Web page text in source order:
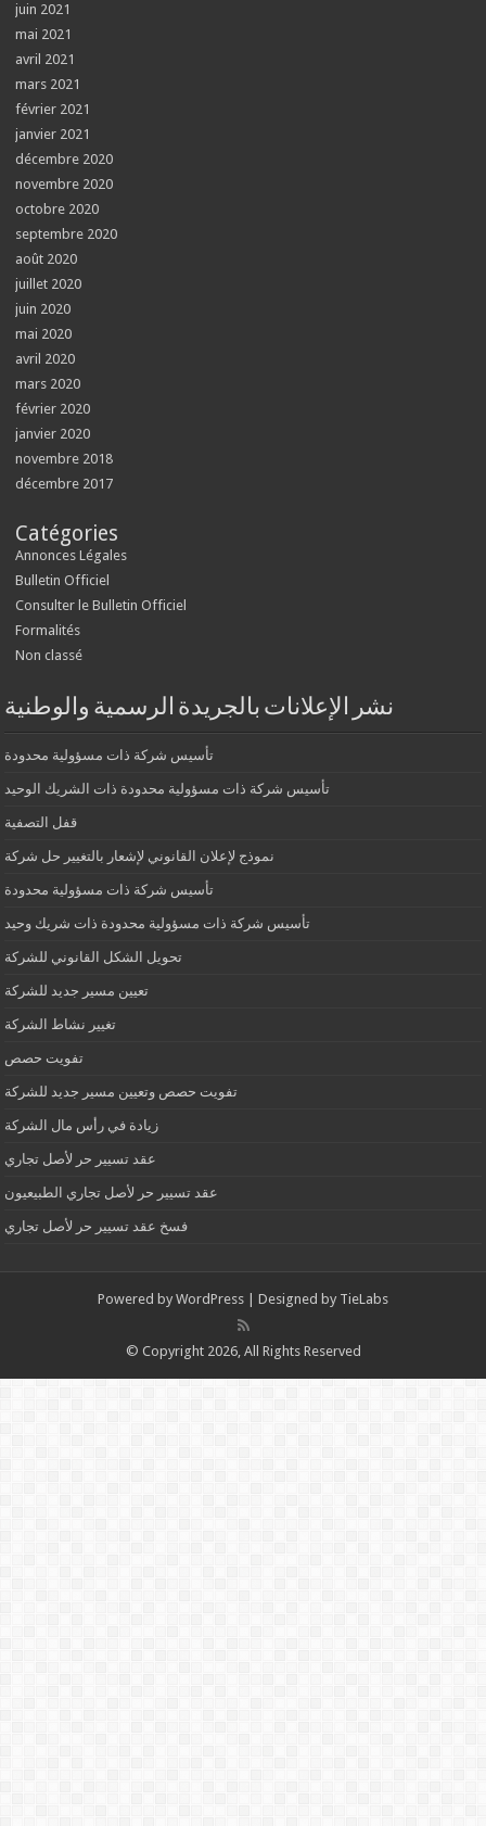
juin 2021
mai 2021
avril 2021
mars 2021
février 2021
janvier 2021
décembre 2020
novembre 2020
octobre 2020
septembre 2020
août 2020
juillet 2020
juin 2020
mai 2020
avril 2020
mars 2020
février 2020
janvier 2020
novembre 2018
décembre 2017
Catégories
Annonces Légales
Bulletin Officiel
Consulter le Bulletin Officiel
Formalités
Non classé
نشر الإعلانات بالجريدة الرسمية والوطنية
تأسيس شركة ذات مسؤولية محدودة
تأسيس شركة ذات مسؤولية محدودة ذات الشريك الوحيد
قفل التصفية
نموذج لإعلان القانوني لإشعار بالتغيير حل شركة
تأسيس شركة ذات مسؤولية محدودة
تأسيس شركة ذات مسؤولية محدودة ذات شريك وحيد
تحويل الشكل القانوني للشركة
تعيين مسير جديد للشركة
تغيير نشاط الشركة
تفويت حصص
تفويت حصص وتعيين مسير جديد للشركة
زيادة في رأس مال الشركة
عقد تسيير حر لأصل تجاري
عقد تسيير حر لأصل تجاري الطبيعيون
فسخ عقد تسيير حر لأصل تجاري
Powered by WordPress | Designed by TieLabs
© Copyright 2026, All Rights Reserved